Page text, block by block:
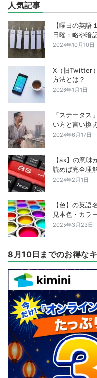
人気記事
【曜日の英
日曜：略や暗
2024年10月10日
X（旧Twitter
方法とは？
2026年1月1日
「ステータス
い方と言い換
2024年6月17日
【as】の意味
読めば完全理
2024年2月1日
【色】の英語
見本色・カラ
2025年3月23日
8月10日までのお得な